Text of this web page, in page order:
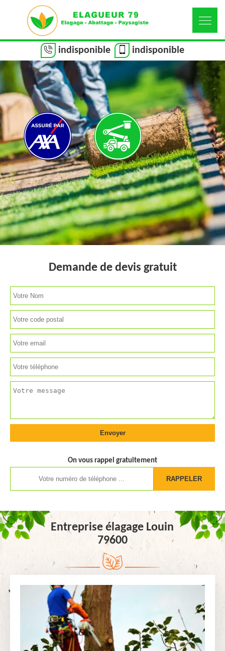
indisponible indisponible
Demande de devis gratuit
On vous rappel gratuitement
Entreprise élagage Louin
79600